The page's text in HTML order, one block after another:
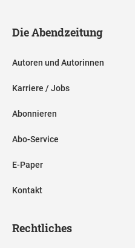
Die Abendzeitung
Autoren und Autorinnen
Karriere / Jobs
Abonnieren
Abo-Service
E-Paper
Kontakt
Rechtliches